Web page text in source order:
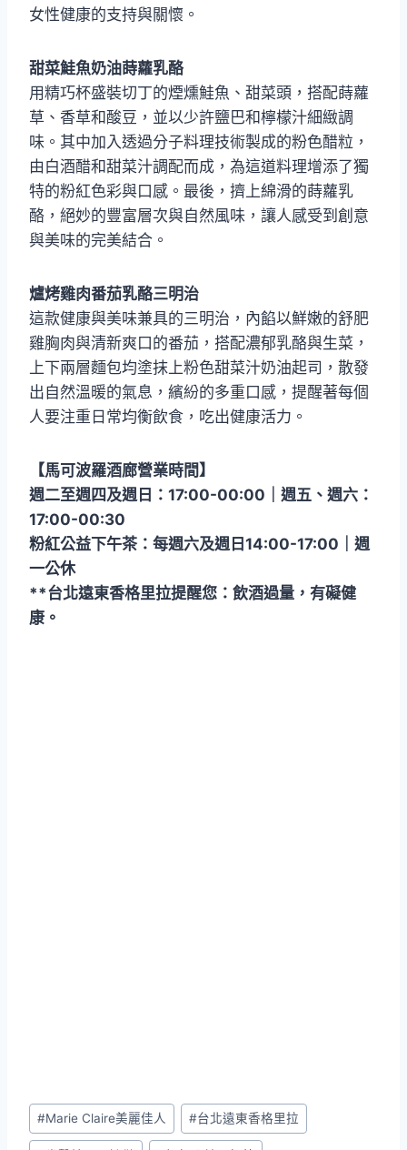
女性健康的支持與關懷。
甜菜鮭魚奶油蒔蘿乳酪
用精巧杯盛裝切丁的煙燻鮭魚、甜菜頭，搭配蒔蘿
草、香草和酸豆，並以少許鹽巴和檸檬汁細緻調
味。其中加入透過分子料理技術製成的粉色醋粒，
由白酒醋和甜菜汁調配而成，為這道料理增添了獨
特的粉紅色彩與口感。最後，擠上綿滑的蒔蘿乳
酪，絕妙的豐富層次與自然風味，讓人感受到創意
與美味的完美結合。
爐烤雞肉番茄乳酪三明治
這款健康與美味兼具的三明治，內餡以鮮嫩的舒肥
雞胸肉與清新爽口的番茄，搭配濃郁乳酪與生菜，
上下兩層麵包均塗抹上粉色甜菜汁奶油起司，散發
出自然溫暖的氣息，繽紛的多重口感，提醒著每個
人要注重日常均衡飲食，吃出健康活力。
【馬可波羅酒廊營業時間】
週二至週四及週日：17:00-00:00｜週五、週六：
17:00-00:30
粉紅公益下午茶：每週六及週日14:00-17:00｜週
一公休
**台北遠東香格里拉提醒您：飲酒過量，有礙健
康。
Post
Tags:
#Marie Claire美麗佳人 #台北遠東香格里拉